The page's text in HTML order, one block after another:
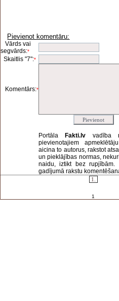
Pievienot komentāru:
Vārds vai
segvārds:*
Skaitlis "7":*
Komentārs:*
Portāla Fakti.lv vadība
pievienotajiem
aicina to autorus, rakstot
un pieklājības normas,
naidu, iztikt bez rupjībām.
gadījumā rakstu
1.
1